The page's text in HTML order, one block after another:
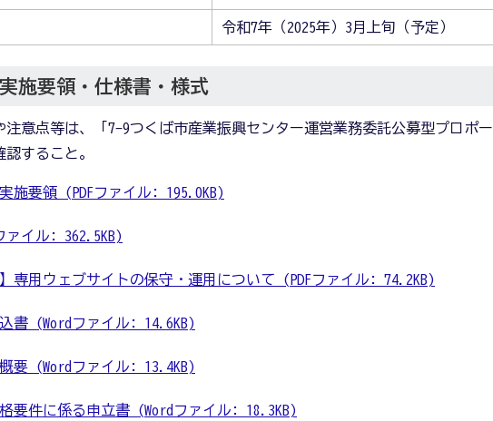
令和7年（2025年）3月上旬（予定）
施要領・仕様書・様式
注意点等は、「7-9つくば市産業振興センター運営業務委託公募型プロポー
すること。
施要領 (PDFファイル: 195.0KB)
ァイル: 362.5KB)
】専用ウェブサイトの保守・運用について (PDFファイル: 74.2KB)
書 (Wordファイル: 14.6KB)
要 (Wordファイル: 13.4KB)
要件に係る申立書 (Wordファイル: 18.3KB)